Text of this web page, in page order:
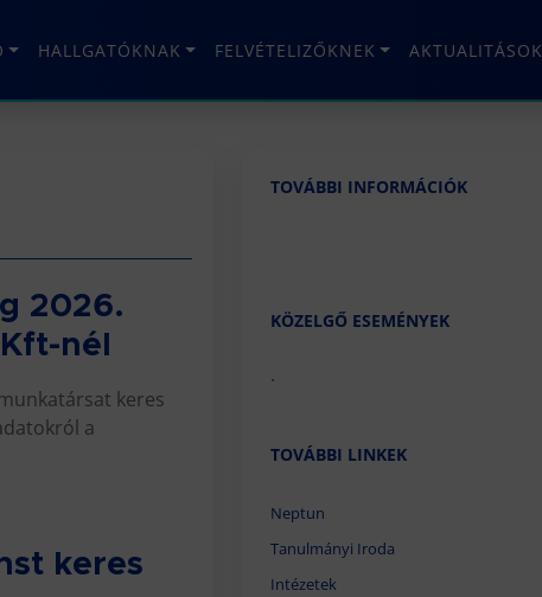
HALLGATÓKNAK FELVÉTELIZŐKNEK AKTUALITÁSOK
2026.
nél
keres
a
keres
TOVÁBBI INFORMÁCIÓK
KÖZELGŐ ESEMÉNYEK
.
TOVÁBBI LINKEK
Neptun
Tanulmányi Iroda
Intézetek